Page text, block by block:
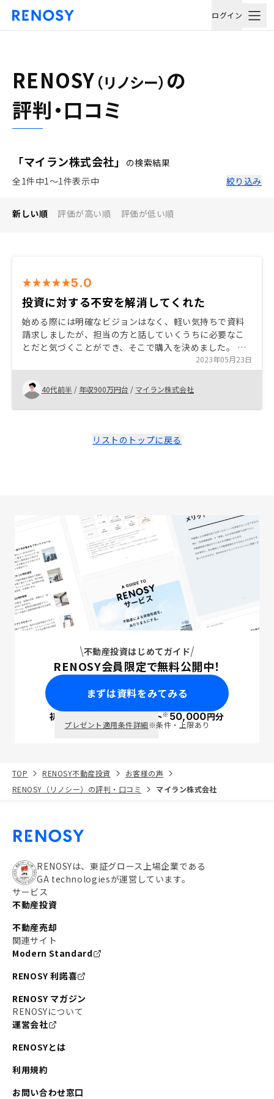
ログイン
RENOSY （リノシー） の
評判・口コミ
「マイラン株式会社」
の検索結果
全1件中1〜1件表示中
絞り込み
新しい順 評価が高い順 評価が低い順
5.0
投資に対する不安を解消してくれた
始める際には明確なビジョンはなく、軽い気持ちで資料
請求しましたが、担当の方と話していくうちに必要なこ
とだと気づくことができ、そこで購入を決めました。 少
しでも興味がある、迷っている方がいたらまずは話を聞
いてみるべきだと伝えたいです。
2023年05月23日
40代前半 / 年収900万円台 / マイラン株式会社
リストのトップに戻る
不動産投資はじめてガイド
RENOSY会員限定で無料公開中！
まずは資料をみてみる
初回面談で ポイント※50,000円分
プレゼント適用条件詳細※条件・上限あり
TOP RENOSY不動産投資
お客様の声
RENOSY（リノシー）の評判・口コミ
マイラン株式会社
RENOSYは、東証グロース上場企業である
GA technologiesが運営しています。
サービス
不動産投資
不動産売却
関連サイト
Modern Standard
RENOSY 利諾喜
RENOSY マガジン
RENOSYについて
運営会社
RENOSYとは
利用規約
お問い合わせ窓口